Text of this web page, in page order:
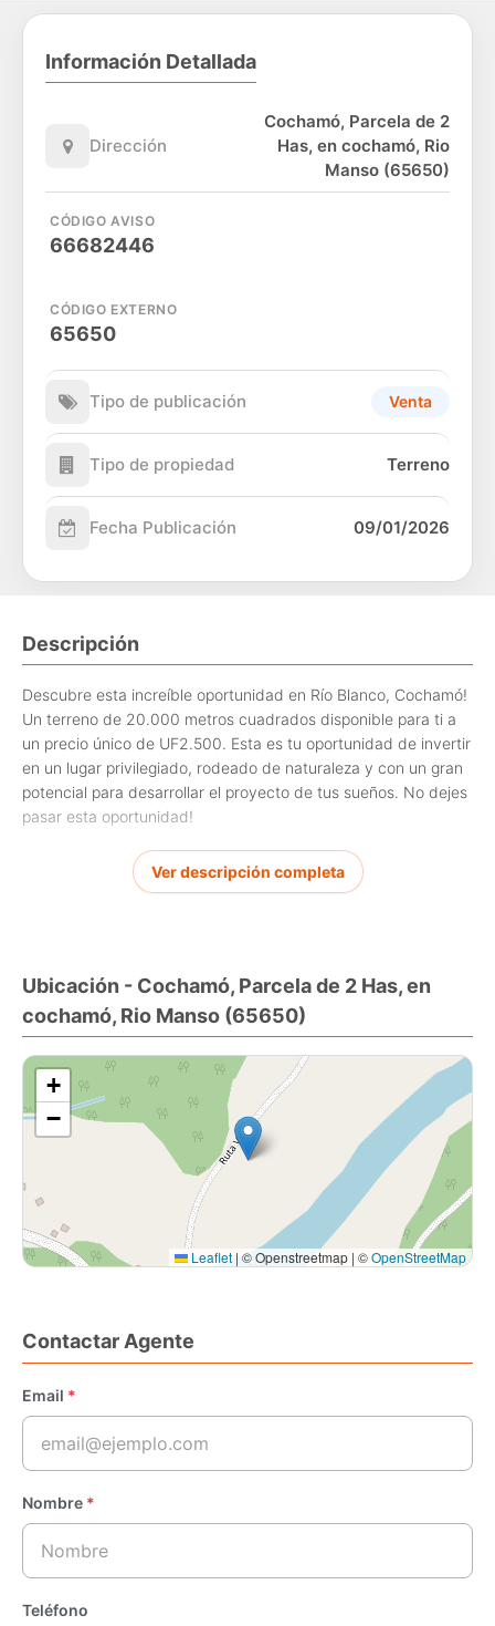
Información Detallada
Dirección
Cochamó, Parcela de 2
Has, en cochamó, Rio
Manso (65650)
CÓDIGO AVISO
66682446
CÓDIGO EXTERNO
65650
Tipo de publicación Venta
Tipo de propiedad Terreno
Fecha Publicación 09/01/2026
Descripción
Descubre esta increíble oportunidad en Río Blanco, Cochamó!
Un terreno de 20.000 metros cuadrados disponible para ti a
un precio único de UF2.500. Esta es tu oportunidad de invertir
en un lugar privilegiado, rodeado de naturaleza y con un gran
potencial para desarrollar el proyecto de tus sueños. No dejes
pasar esta oportunidad!
Contáctanos para más información y comienza a construir tu
futuro en este maravilloso lugar. Cochamó te espera!
Ver descripción completa
Ubicación - Cochamó, Parcela de 2 Has, en
cochamó, Rio Manso (65650)
+
−
Leaflet | © Openstreetmap | ©OpenStreetMap
Contactar Agente
Email *
Nombre *
Teléfono